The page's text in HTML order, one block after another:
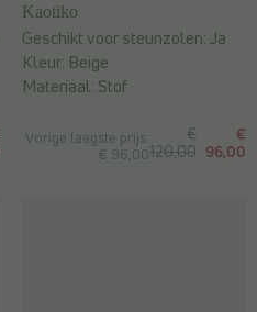
Kaotiko
Vorige laagste prijs:
€ 96,00
€
120,00
€
96,00
Geschikt voor steunzolen:Ja
Kleur: Beige
Materiaal: Stof